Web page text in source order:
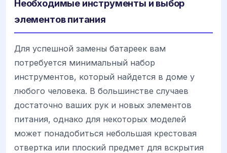
Необходимые инструменты и выбор
элементов питания
Для успешной замены батареек вам
потребуется минимальный набор
инструментов, который найдется в доме у
любого человека. В большинстве случаев
достаточно ваших рук и новых элементов
питания, однако для некоторых моделей
может понадобиться небольшая крестовая
отвертка или плоский предмет для вскрытия